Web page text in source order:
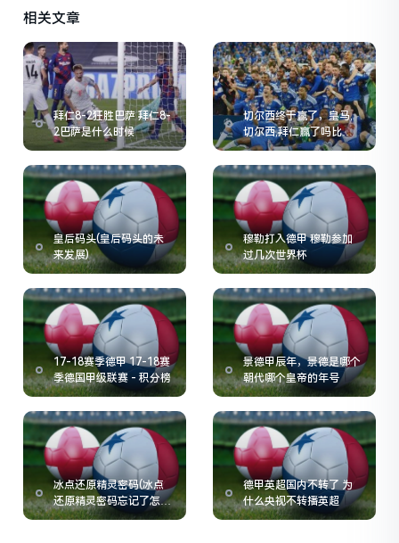
相关文章
拜仁8-2狂胜巴萨 拜仁8-
2巴萨是什么时候
切尔西终于赢了，皇马,
切尔西,拜仁赢了吗比分
多少
皇后码头(皇后码头的未
来发展)
穆勒打入德甲 穆勒参加
过几次世界杯
17-18赛季德甲 17-18赛
季德国甲级联赛 - 积分榜
景德甲辰年，景德是哪个
朝代哪个皇帝的年号
冰点还原精灵密码(冰点
还原精灵密码忘记了怎么
办)
德甲英超国内不转了 为
什么央视不转播英超